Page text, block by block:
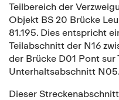
Teilbereich der
Objekt BS 20 Brücke
81.195. Dies entspricht
Teilabschnitt der N16
der Brücke D01 Pont sur
Unterhaltsabschnitt
Dieser